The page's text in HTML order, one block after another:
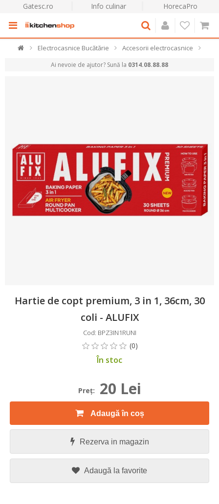
Gatesc.ro Info culinar HorecaPro
Electrocasnice Bucătărie Accesorii electrocasnice
Ai nevoie de ajutor? Sună la 0314.08.88.88
Hartie de copt premium, 3 in 1, 36cm, 30
coli - ALUFIX
Cod: BPZ3IN1RUNI
În stoc
Preţ: 20 Lei
Adaugă în coș
Rezerva in magazin
Adaugă la favorite